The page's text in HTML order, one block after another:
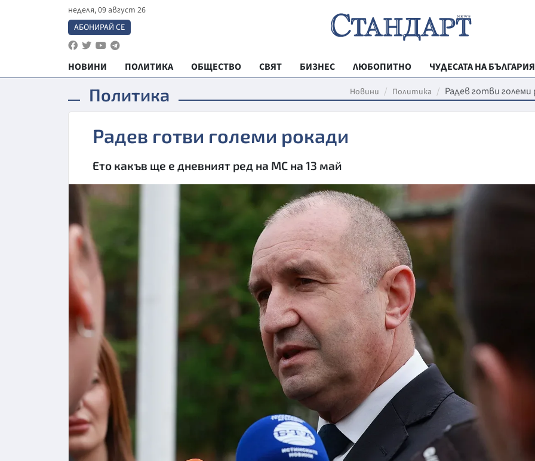
неделя, 09 август 26
АБОНИРАЙ СЕ
НОВИНИ ПОЛИТИКА ОБЩЕСТВО СВЯТ БИЗНЕС ЛЮБОПИТНО
ЧУДЕСАТА НА БЪЛГАРИЯ
РЕГИОНАЛНИ
ВЕСТНИК
ВЯРА
ВОЙНАТА В
Политика Новини Политика Радев готви големи
Радев готви големи рокади
Ето какъв ще е дневният ред на МС на 13 май